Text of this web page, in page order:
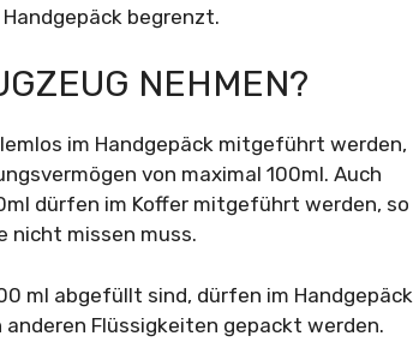
begrenzt.
NEHMEN?
im Handgepäck mitgeführt werden,
von maximal 100ml. Auch
dürfen im Koffer mitgeführt werden, so
nicht missen muss.
ml abgefüllt sind, dürfen im Handgepäck
Flüssigkeiten gepackt werden.